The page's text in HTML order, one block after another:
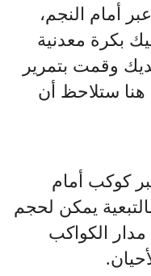
أمام النجم،
بكرة معدنية
وقمت بتمرير
هنا ستلاحظ أن
كوكب أمام
يمكن لحجم
الكواكب